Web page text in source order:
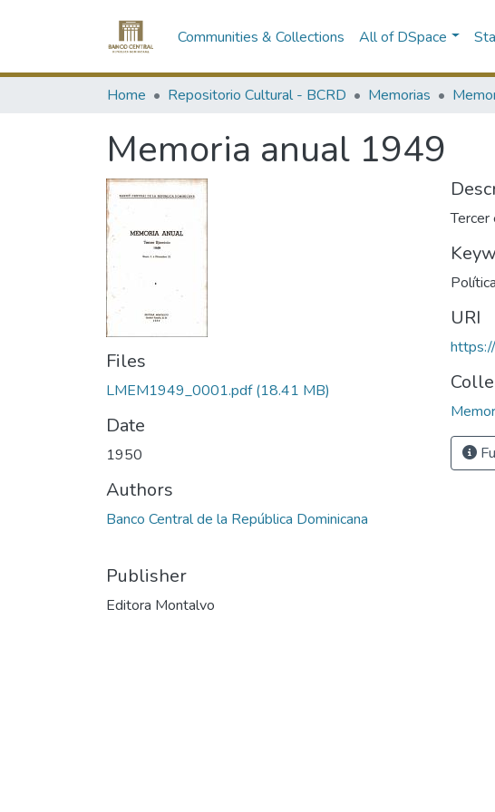
Communities & Collections All of DSpace
Home Repositorio Cultural - BCRD Memorias
Memoria anual 1949
Files
LMEM1949_0001.pdf(18.41 MB)
Date
1950
Authors
Banco Central de la República Dominicana
Publisher
Editora Montalvo
URI